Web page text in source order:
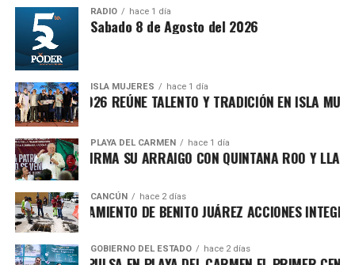
Recibe las noticias al instante
Quinto Podery recibe las noticias más
Asimismo, el cuerpo cabildar avaló por mayoría turnar a
RADIO hace 1 día
Matutina Sabado 8 de Agosto del 2026
ISLA MUJERES hace 1 día
ISLEÑO 2026 REÚNE TALENTO Y TRADICIÓN EN ISLA MUJERES
PLAYA DEL CARMEN hace 1 día
REAFIRMA SU ARRAIGO CON QUINTANA ROO Y LLAMA
CANCÚN hace 2 días
AYUNTAMIENTO DE BENITO JUÁREZ ACCIONES
GOBIERNO DEL ESTADO hace 2 días